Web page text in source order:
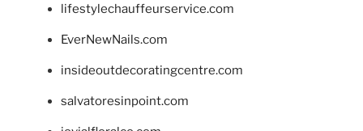
lifestylechauffeurservice.com
EverNewNails.com
insideoutdecoratingcentre.com
salvatoresinpoint.com